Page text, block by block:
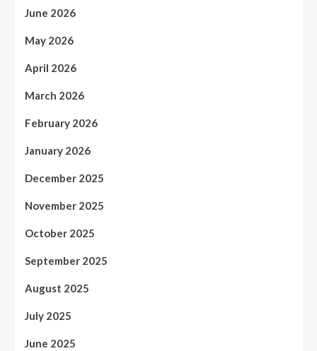
June 2026
May 2026
April 2026
March 2026
February 2026
January 2026
December 2025
November 2025
October 2025
September 2025
August 2025
July 2025
June 2025